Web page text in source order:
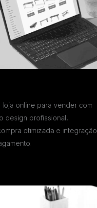
loja online para vender com
design profissional,
otimizada e integração